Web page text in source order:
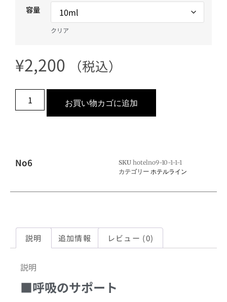
容量
クリア
¥2,200 （税込）
お買い物カゴに追加
No6 SKU hotelno9-10-1-1-1
カテゴリー ホテルライン
説明 追加情報 レビュー (0)
説明
■呼吸のサポート